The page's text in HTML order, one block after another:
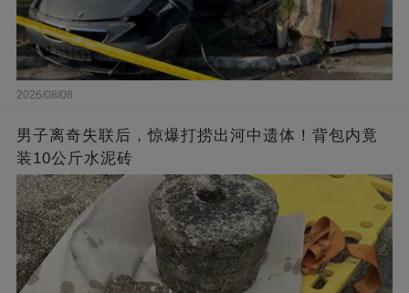
2026/08/08
男子离奇失联后，惊爆打捞出河中遗体！背包内竟
装10公斤水泥砖